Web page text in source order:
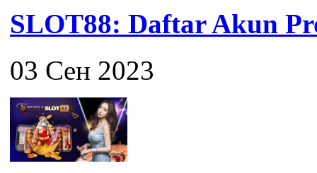
SLOT88: Daftar Akun
03 Сен 2023